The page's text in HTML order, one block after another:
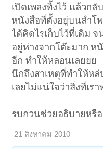
เปิดเพลงทิ้งไว้ แล้วก
หนังสือที่ตั้งอยู่บนลำโ
ได้คิดไรเก็บไว้ที่เดิม
อยู่ห่างจากโต๊ะมาก ห
อีก ทำให้หลอนเลยยย
นึกถึงสาเหตุที่ทำให้ห
เลยไม่แน่ใจว่าสิ่งที่เร
รบกวนช่วยอธิบายหรื
21 สิงหาคม 2010